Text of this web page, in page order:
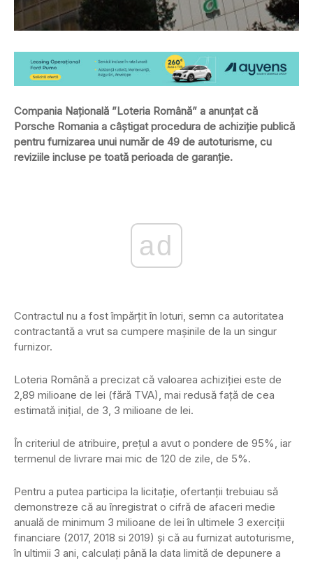
Compania Națională ”Loteria Română” a anunțat că
Porsche Romania a câștigat procedura de achiziție publică
pentru furnizarea unui număr de 49 de autoturisme, cu
reviziile incluse pe toată perioada de garanție.
ad
Contractul nu a fost împărțit în loturi, semn ca autoritatea
contractantă a vrut sa cumpere mașinile de la un singur
furnizor.
Loteria Română a precizat că valoarea achiziției este de
2,89 milioane de lei (fără TVA), mai redusă față de cea
estimată inițial, de 3, 3 milioane de lei.
În criteriul de atribuire, prețul a avut o pondere de 95%, iar
termenul de livrare mai mic de 120 de zile, de 5%.
Pentru a putea participa la licitație, ofertanții trebuiau să
demonstreze că au înregistrat o cifră de afaceri medie
anuală de minimum 3 milioane de lei în ultimele 3 exerciții
financiare (2017, 2018 si 2019) și că au furnizat autoturisme,
în ultimii 3 ani, calculați până la data limită de depunere a